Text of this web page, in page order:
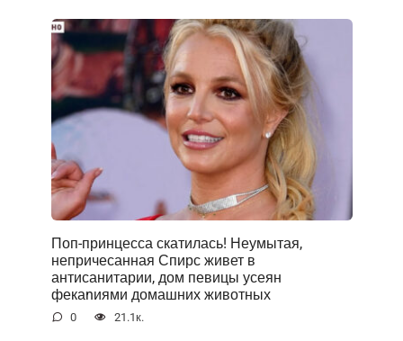
Поп-принцесса скатилась! Неумытая,
непричесанная Спирс живет в
антисанитарии, дом певицы усеян
фекаnиями домашних животных
0 21.1к.